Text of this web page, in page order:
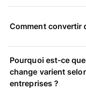
Comment convertir
Pourquoi est-ce
change varient
entreprises ?